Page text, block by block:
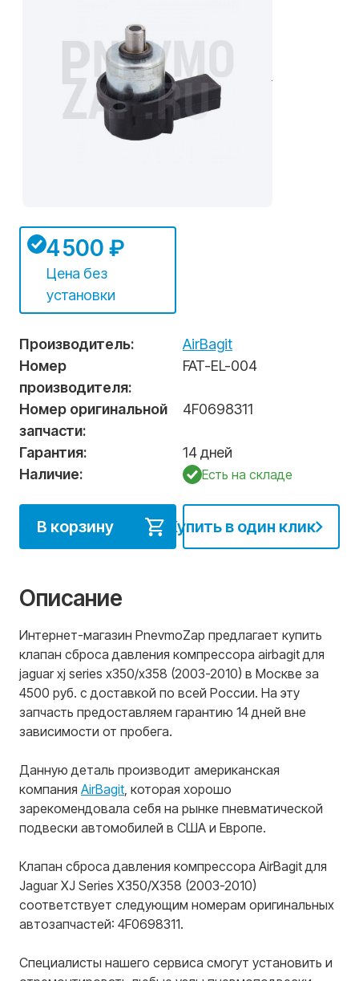
4 500 ₽
Цена без
установки
Производитель:
AirBagit
Номер
производителя:
FAT-EL-004
Номер оригинальной
запчасти:
4F0698311
Гарантия:
14 дней
Наличие:
Есть на складе
В корзину Купить в один клик
Описание
Интернет-магазин PnevmoZap предлагает купить
клапан сброса давления компрессора airbagit для
jaguar xj series x350/x358 (2003-2010) в Москве за
4500 руб. с доставкой по всей России. На эту
запчасть предоставляем гарантию 14 дней вне
зависимости от пробега.
Данную деталь производит американская
компания AirBagit, которая хорошо
зарекомендовала себя на рынке пневматической
подвески автомобилей в США и Европе.
Клапан сброса давления компрессора AirBagit для
Jaguar XJ Series X350/X358 (2003-2010)
соответствует следующим номерам оригинальных
автозапчастей: 4F0698311.
Специалисты нашего сервиса смогут установить и